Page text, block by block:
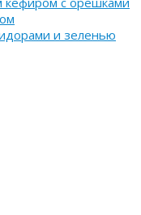
и зеленью